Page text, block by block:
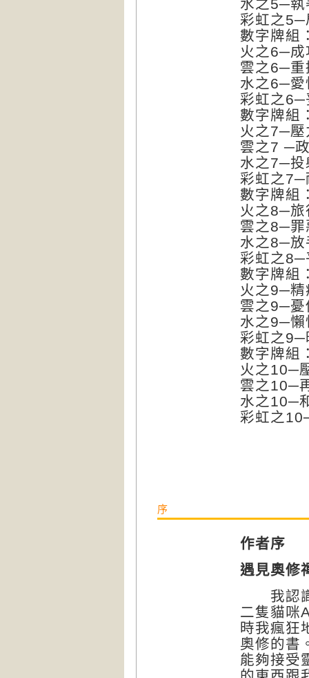
水之5─
彩虹之
數字牌組
火之6─
雲之6─
水之6─
彩虹之
數字牌組
火之7─
雲之7 ─
水之7─
彩虹之
數字牌組
火之8─
雲之8─
水之8─
彩虹之
數字牌組
火之9─
雲之9─
水之9─
彩虹之
數字牌組
火之10─
雲之10─
水之10─
彩虹之
序
作者序
遇見奧修
我認識
二隻貓咪
時我瘋狂
奧修的書
能夠接受